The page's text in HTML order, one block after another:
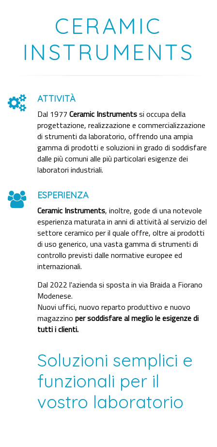
CERAMIC
INSTRUMENTS
ATTIVITÀ
Dal 1977 Ceramic Instrumentssi occupa della
progettazione, realizzazione e commercializzazione
di strumenti da laboratorio, offrendo una ampia
gamma di prodotti e soluzioni in grado di soddisfare
dalle più comuni alle più particolari esigenze dei
laboratori industriali.
ESPERIENZA
Ceramic Instruments, inoltre, gode di una notevole
esperienza maturata in anni di attività al servizio del
settore ceramico per il quale offre, oltre ai prodotti
di uso generico, una vasta gamma di strumenti di
controllo previsti dalle normative europee ed
internazionali.
Dal 2022 l'azienda si sposta in via Braida a Fiorano
Modenese.
Nuovi uffici, nuovo reparto produttivo e nuovo
magazzino per soddisfare al meglio le esigenze di
tutti i clienti.
Soluzioni semplici e
funzionali per il
vostro laboratorio